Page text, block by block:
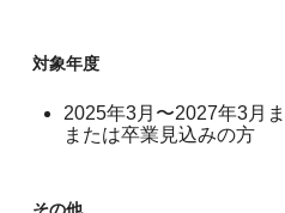
対象年度
2025年3月〜2027年3月
または卒業見込みの方